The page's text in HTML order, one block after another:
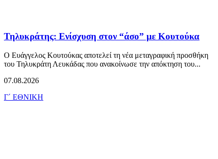
Τηλυκράτης: Ενίσχυση στον “άσο” με Κουτούκα
Ο Ευάγγελος Κουτούκας αποτελεί τη νέα μεταγραφική προσθήκη
του Τηλυκράτη Λευκάδας που ανακοίνωσε την απόκτηση του...
07.08.2026
Γ΄ ΕΘΝΙΚΗ